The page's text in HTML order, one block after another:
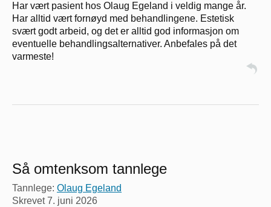
Har vært pasient hos Olaug Egeland i veldig mange år.
Har alltid vært fornøyd med behandlingene. Estetisk
svært godt arbeid, og det er alltid god informasjon om
eventuelle behandlingsalternativer. Anbefales på det
varmeste!
Så omtenksom tannlege
Tannlege: Olaug Egeland
Skrevet7. juni 2026